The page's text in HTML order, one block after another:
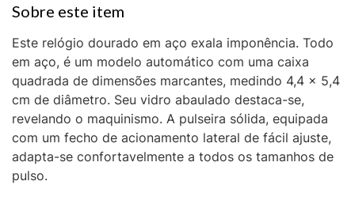
Este relógio dourado em aço exala imponência. Todo
em aço, é um modelo automático com uma caixa
quadrada de dimensões marcantes, medindo 4,4 x 5,4
cm de diâmetro. Seu vidro abaulado destaca-se,
revelando o maquinismo. A pulseira sólida, equipada
com um fecho de acionamento lateral de fácil ajuste,
adapta-se confortavelmente a todos os tamanhos de
pulso.